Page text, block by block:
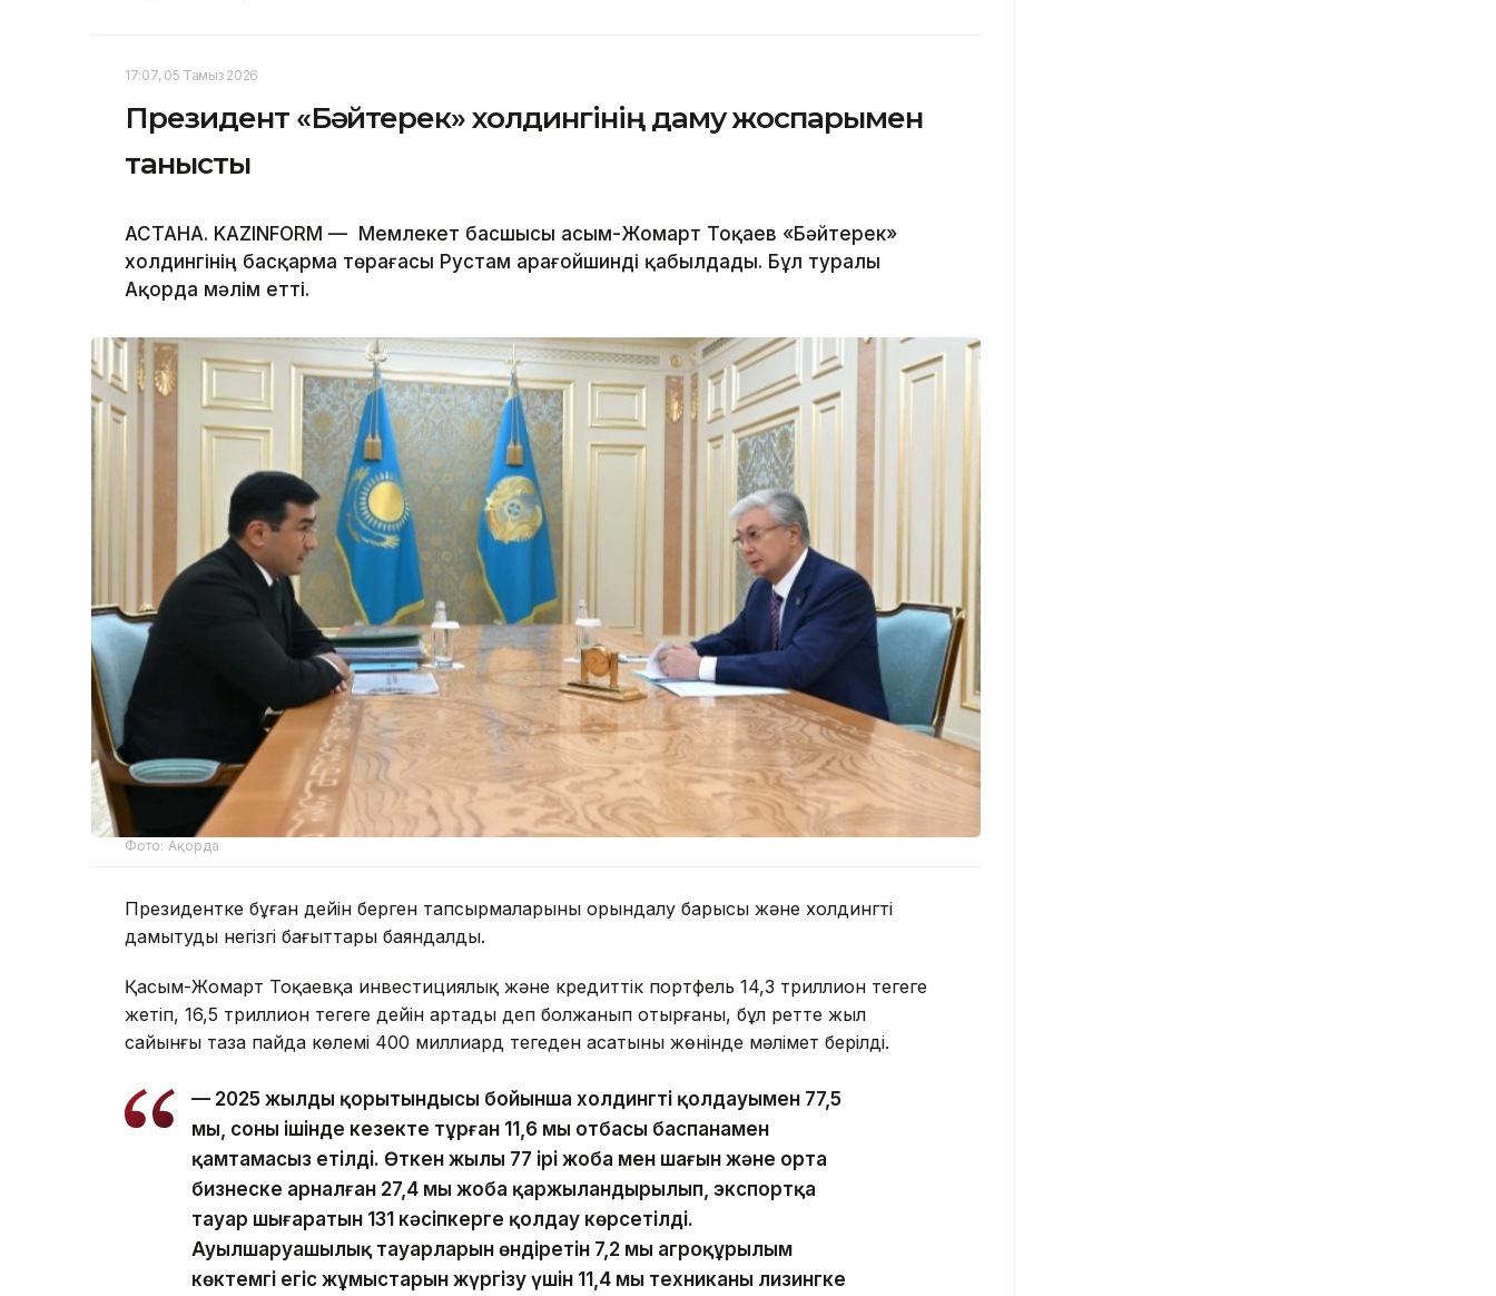
17:07, 05 Тамыз 2026
Президент «Бәйтерек» холдингінің даму жоспарымен
танысты
АСТАНА. KAZINFORM — Мемлекет басшысы Қасым-Жомарт Тоқаев «Бәйтерек»
холдингінің басқарма төрағасы Рустам Қарағойшинді қабылдады. Бұл туралы
Ақорда мәлім етті.
Фото: Ақорда
Президентке бұған дейін берген тапсырмаларының орындалу барысы және холдингті
дамытудың негізгі бағыттары баяндалды.
Қасым-Жомарт Тоқаевқа инвестициялық және кредиттік портфель 14,3 триллион теңгеге
жетіп, 16,5 триллион теңгеге дейін артады деп болжанып отырғаны, бұл ретте жыл
сайынғы таза пайда көлемі 400 миллиард теңгеден асатыны жөнінде мәлімет берілді.
— 2025 жылдың қорытындысы бойынша холдингтің қолдауымен 77,5
мың, соның ішінде кезекте тұрған 11,6 мың отбасы баспанамен
қамтамасыз етілді. Өткен жылы 77 ірі жоба мен шағын және орта
бизнеске арналған 27,4 мың жоба қаржыландырылып, экспортқа
тауар шығаратын 131 кәсіпкерге қолдау көрсетілді.
Ауылшаруашылық тауарларын өндіретін 7,2 мың агроқұрылым
көктемгі егіс жұмыстарын жүргізу үшін 11,4 мың техниканы лизингке